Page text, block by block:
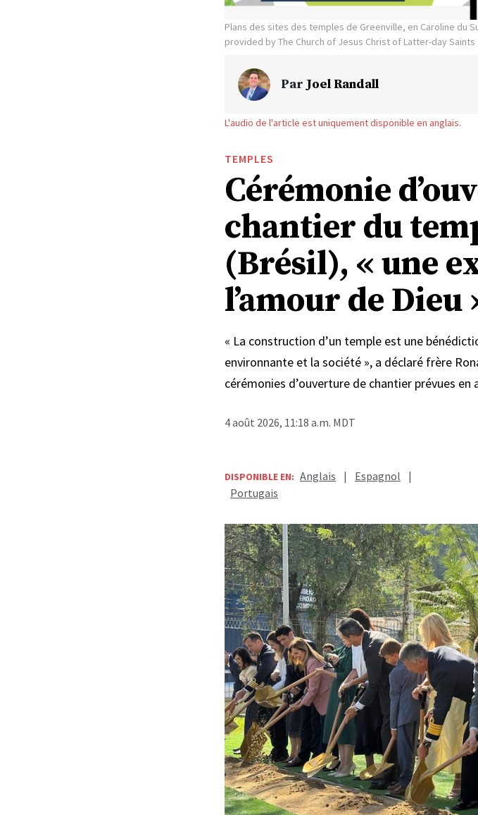
Plans des sites des temples de Greenville, en Caroline du
provided by The Church of Jesus Christ of Latter-day Saints
Par Joel Randall
L'audio de l'article est uniquement disponible en anglais.
TEMPLES
Cérémonie
chantier du
(Brésil), « une
l’amour de Dieu
« La construction d’un temple est une
environnante et la société », a déclaré frère
cérémonies d’ouverture de chantier prévues en
4 août 2026, 11:18 a.m. MDT
DISPONIBLE EN: Anglais | Espagnol
|
Portugais